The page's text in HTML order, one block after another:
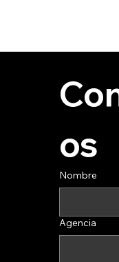
os
Nombre
Agencia